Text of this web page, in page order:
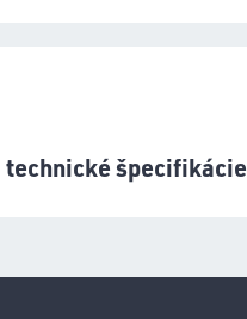
technické špecifikácie